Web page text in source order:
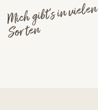
Mich gibt's in vielen
Sorten